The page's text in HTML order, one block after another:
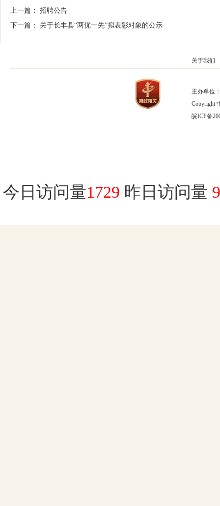
上一篇： 招聘公告
下一篇： 关于长丰县“两优一先”拟表彰对象的公示
关于我们
主办单位
Copyright
皖ICP备
今日访问量1729 昨日访问量